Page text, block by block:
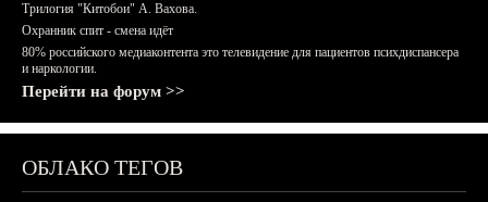
Трилогия "Китобои" А. Вахова.
Охранник спит - смена идёт
80% российского медиаконтента это телевидение для пациентов психдиспансера
и наркологии.
Перейти на форум >>
ОБЛАКО ТЕГОВ